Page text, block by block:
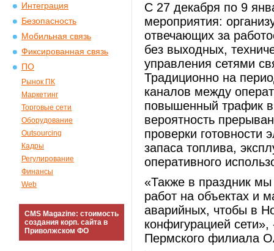
Интеграция
Безопасность
Мобильная связь
Фиксированная связь
ПО
Рынок ПК
Маркетинг
Торговые сети
Оборудование
Outsourcing
Кадры
Регулирование
Финансы
Web
CMS Magazine: стоимость
создания корп. сайта в
Приволжском ФО
С 27 декабря по 9
мероприятия:
отвечающих за
без выходных,
управления сетями
Традиционно на
каналов между
повышенный трафик
вероятность
проверки готовности
запаса топлива,
оперативного
«Также в праздник
работ на объектах и
аварийных, чтобы в
конфигурацией
Пермского филиала